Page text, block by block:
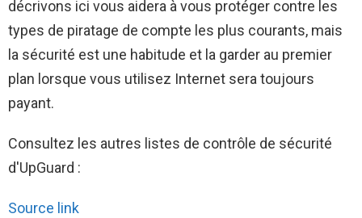
décrivons ici vous aidera à vous protéger contre les
types de piratage de compte les plus courants, mais
la sécurité est une habitude et la garder au premier
plan lorsque vous utilisez Internet sera toujours
payant.
Consultez les autres listes de contrôle de sécurité
d'UpGuard :
Source link